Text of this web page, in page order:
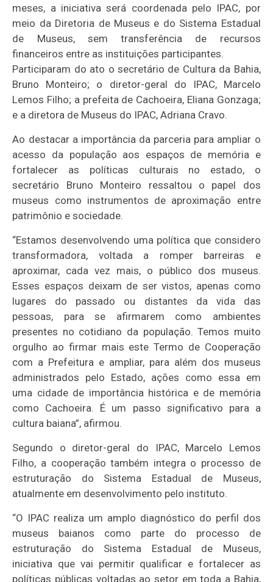
meses, a iniciativa será coordenada pelo IPAC, por
meio da Diretoria de Museus e do Sistema Estadual
de Museus, sem transferência de recursos
financeiros entre as instituições participantes.
Participaram do ato o secretário de Cultura da Bahia,
Bruno Monteiro; o diretor-geral do IPAC, Marcelo
Lemos Filho; a prefeita de Cachoeira, Eliana Gonzaga;
e a diretora de Museus do IPAC, Adriana Cravo.
Ao destacar a importância da parceria para ampliar o
acesso da população aos espaços de memória e
fortalecer as políticas culturais no estado, o
secretário Bruno Monteiro ressaltou o papel dos
museus como instrumentos de aproximação entre
patrimônio e sociedade.
“Estamos desenvolvendo uma política que considero
transformadora, voltada a romper barreiras e
aproximar, cada vez mais, o público dos museus.
Esses espaços deixam de ser vistos, apenas como
lugares do passado ou distantes da vida das
pessoas, para se afirmarem como ambientes
presentes no cotidiano da população. Temos muito
orgulho ao firmar mais este Termo de Cooperação
com a Prefeitura e ampliar, para além dos museus
administrados pelo Estado, ações como essa em
uma cidade de importância histórica e de memória
como Cachoeira. É um passo significativo para a
cultura baiana”, afirmou.
Segundo o diretor-geral do IPAC, Marcelo Lemos
Filho, a cooperação também integra o processo de
estruturação do Sistema Estadual de Museus,
atualmente em desenvolvimento pelo instituto.
“O IPAC realiza um amplo diagnóstico do perfil dos
museus baianos como parte do processo de
estruturação do Sistema Estadual de Museus,
iniciativa que vai permitir qualificar e fortalecer as
políticas públicas voltadas ao setor em toda a Bahia,